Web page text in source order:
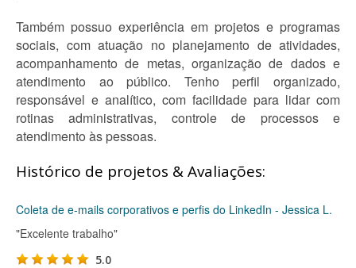
Também possuo experiência em projetos e programas
sociais, com atuação no planejamento de atividades,
acompanhamento de metas, organização de dados e
atendimento ao público. Tenho perfil organizado,
responsável e analítico, com facilidade para lidar com
rotinas administrativas, controle de processos e
atendimento às pessoas.
Histórico de projetos & Avaliações:
Coleta de e-mails corporativos e perfis do LinkedIn - Jessica L.
"Excelente trabalho"
5.0